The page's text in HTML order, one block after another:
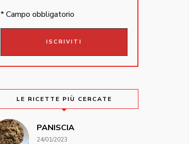
* Campo obbligatorio
LE RICETTE PIÙ CERCATE
PANISCIA
24/01/2023